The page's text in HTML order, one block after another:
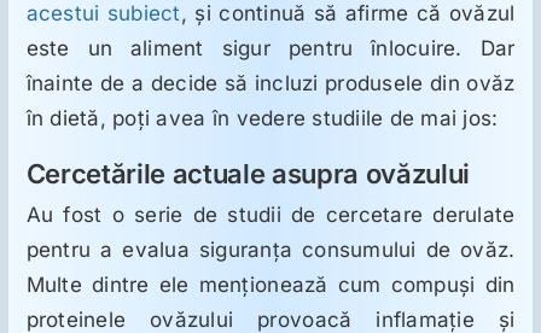
acestui subiect, şi continuă să afirme că ovăzul
este un aliment sigur pentru înlocuire. Dar
înainte de a decide să incluzi produsele din ovăz
în dietă, poţi avea în vedere studiile de mai jos:
Cercetările actuale asupra ovăzului
Au fost o serie de studii de cercetare derulate
pentru a evalua siguranţa consumului de ovăz.
Multe dintre ele menţionează cum compuşi din
proteinele ovăzului provoacă inflamaţie şi